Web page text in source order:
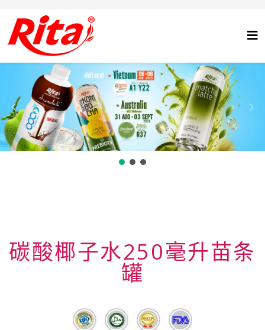
碳酸椰子水250毫升苗条
罐